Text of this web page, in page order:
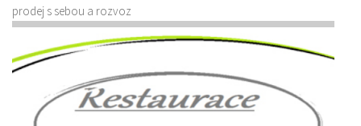
prodej s sebou a rozvoz